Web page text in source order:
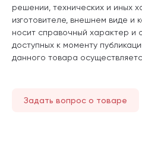
решении, технических и иных
изготовителе, внешнем виде и
носит справочный характер и
доступных к моменту
данного товара
Задать вопрос о товаре